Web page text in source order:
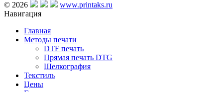
© 2026
www.printaks.ru
Навигация
Главная
Методы печати
DTF печать
Прямая печать DTG
Шелкография
Текстиль
Цены